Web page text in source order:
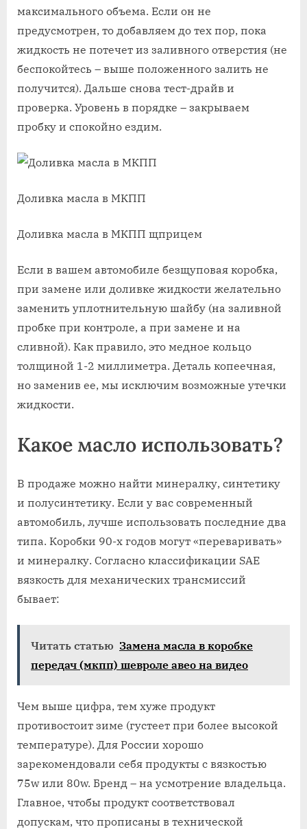
максимального объема. Если он не
предусмотрен, то добавляем до тех пор, пока
жидкость не потечет из заливного отверстия (не
беспокойтесь – выше положенного залить не
получится). Дальше снова тест-драйв и
проверка. Уровень в порядке – закрываем
пробку и спокойно ездим.
Доливка масла в МКПП
Доливка масла в МКПП щприцем
Если в вашем автомобиле безщуповая коробка,
при замене или доливке жидкости желательно
заменить уплотнительную шайбу (на заливной
пробке при контроле, а при замене и на
сливной). Как правило, это медное кольцо
толщиной 1-2 миллиметра. Деталь копеечная,
но заменив ее, мы исключим возможные утечки
жидкости.
Какое масло использовать?
В продаже можно найти минералку, синтетику
и полусинтетику. Если у вас современный
автомобиль, лучше использовать последние два
типа. Коробки 90-х годов могут «переваривать»
и минералку. Согласно классификации SAE
вязкость для механических трансмиссий
бывает:
Читать статью Замена масла в коробке
передач (мкпп) шевроле авео на видео
Чем выше цифра, тем хуже продукт
противостоит зиме (густеет при более высокой
температуре). Для России хорошо
зарекомендовали себя продукты с вязкостью
75w или 80w. Бренд – на усмотрение владельца.
Главное, чтобы продукт соответствовал
допускам, что прописаны в технической